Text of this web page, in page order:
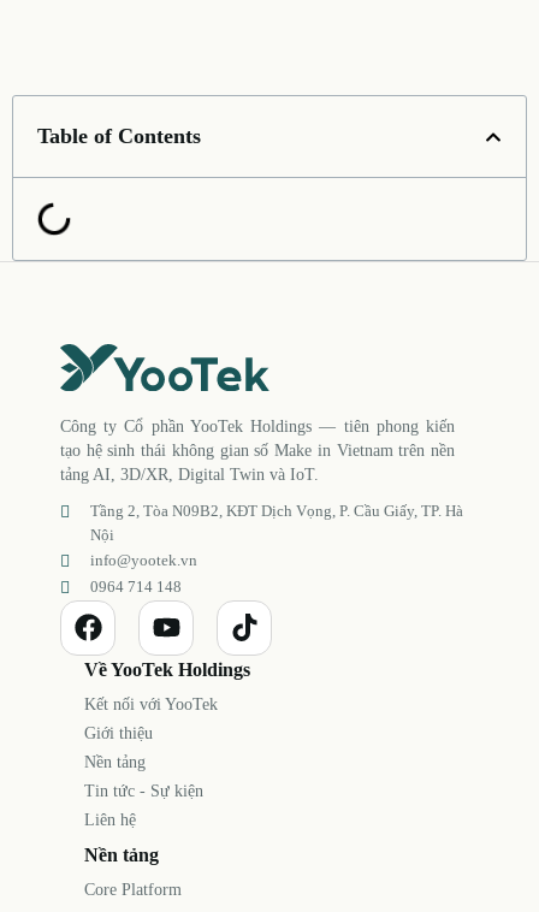
Table of Contents
Công ty Cổ phần YooTek Holdings — tiên phong kiến
tạo hệ sinh thái không gian số Make in Vietnam trên nền
tảng AI, 3D/XR, Digital Twin và IoT.
Tầng 2, Tòa N09B2, KĐT Dịch Vọng, P. Cầu Giấy, TP. Hà
Nội
info@yootek.vn
0964 714 148
Về YooTek Holdings
Kết nối với YooTek
Giới thiệu
Nền tảng
Tin tức - Sự kiện
Liên hệ
Nền tảng
Core Platform